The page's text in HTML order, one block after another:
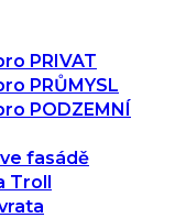
PRIVAT
PRŮMYSL
PODZEMNÍ
fasádě
Troll